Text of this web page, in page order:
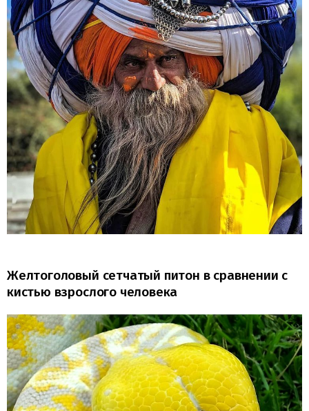
Желтоголовый сетчатый питон в сравнении с
кистью взрослого человека